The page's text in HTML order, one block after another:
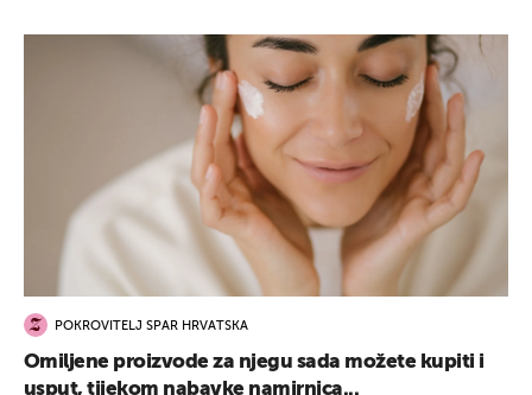
POKROVITELJ SPAR HRVATSKA
Omiljene proizvode za njegu sada možete kupiti i
usput, tijekom nabavke namirnica...